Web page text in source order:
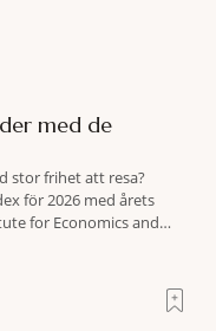
med de
stor frihet att resa?
för 2026 med årets
for Economics and